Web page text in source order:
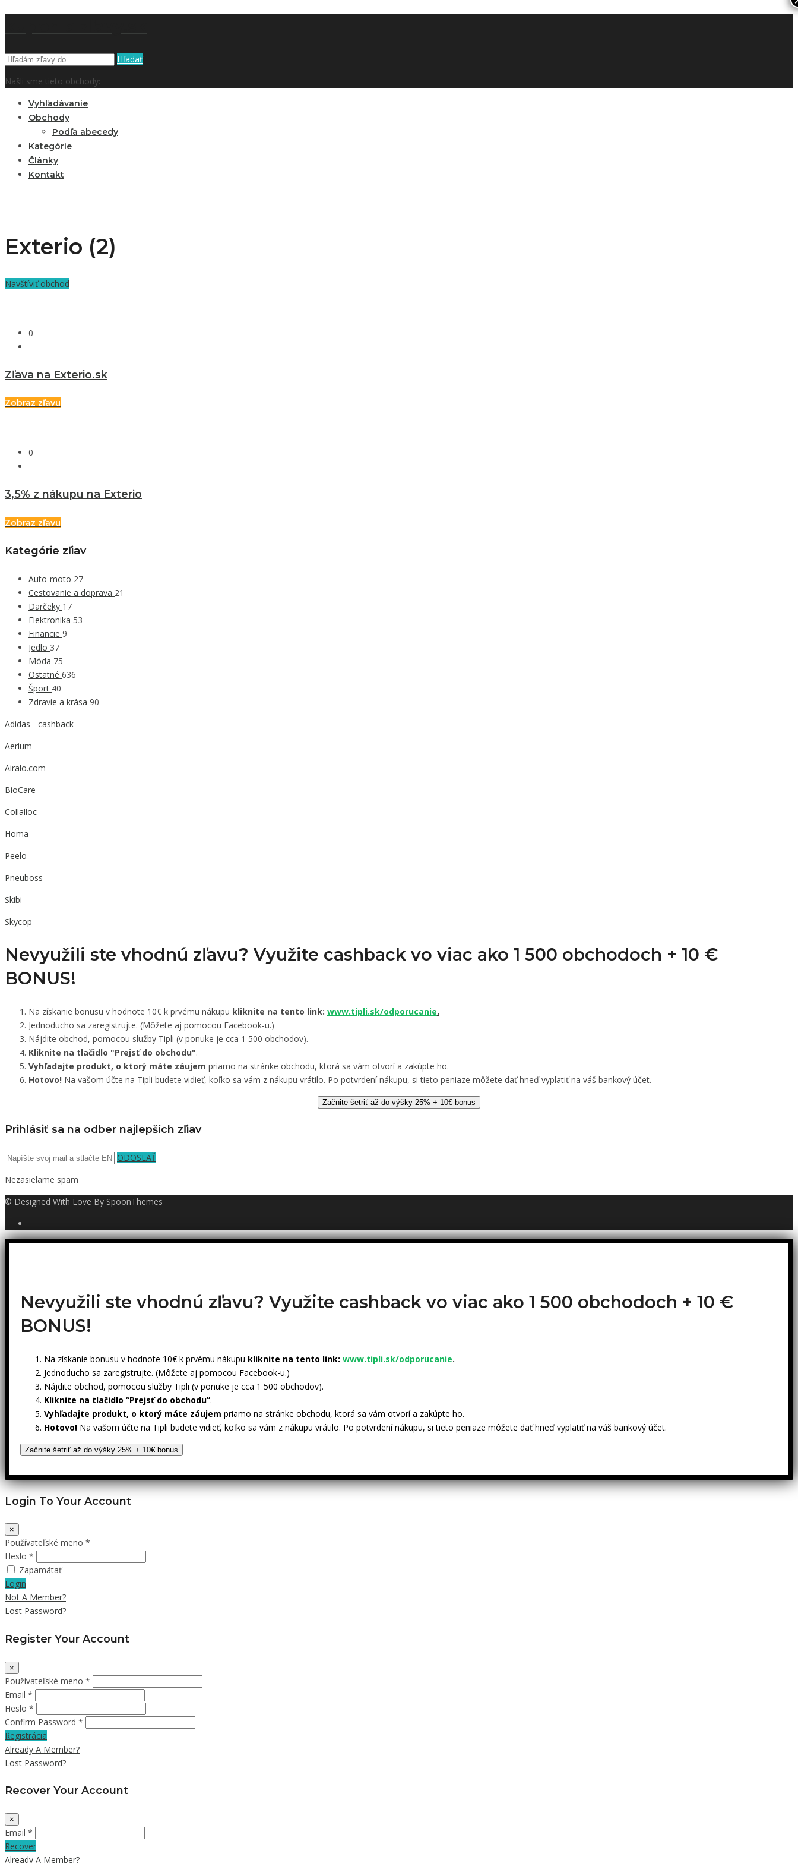
Hľadať
Našli sme tieto obchody:
Vyhľadávanie
Obchody
Podľa abecedy
Kategórie
Články
Kontakt
Exterio (2)
Navštíviť obchod
0
Zľava na Exterio.sk
Zobraz zľavu
0
3,5% z nákupu na Exterio
Zobraz zľavu
Kategórie zľiav
Auto-moto 27
Cestovanie a doprava 21
Darčeky 17
Elektronika 53
Financie 9
Jedlo 37
Móda 75
Ostatné 636
Šport 40
Zdravie a krása 90
Adidas - cashback
Aerium
Airalo.com
BioCare
Collalloc
Homa
Peelo
Pneuboss
Skibi
Skycop
Nevyužili ste vhodnú zľavu? Využite cashback vo viac ako 1 500 obchodoch + 10 €
BONUS!
Na získanie bonusu v hodnote 10€ k prvému nákupu kliknite na tento link: www.tipli.sk/odporucanie.
Jednoducho sa zaregistrujte. (Môžete aj pomocou Facebook-u.)
Nájdite obchod, pomocou služby Tipli (v ponuke je cca 1 500 obchodov).
Kliknite na tlačidlo "Prejsť do obchodu".
Vyhľadajte produkt, o ktorý máte záujem priamo na stránke obchodu, ktorá sa vám otvorí a zakúpte ho.
Hotovo! Na vašom účte na Tipli budete vidieť, koľko sa vám z nákupu vrátilo. Po potvrdení nákupu, si tieto peniaze môžete dať hneď vyplatiť na váš bankový účet.
Začnite šetriť až do výšky 25% + 10€ bonus
Prihlásiť sa na odber najlepších zľiav
ODOSLAŤ
Nezasielame spam
© Designed With Love By SpoonThemes
Nevyužili ste vhodnú zľavu? Využite cashback vo viac ako 1 500 obchodoch + 10 €
BONUS!
Na získanie bonusu v hodnote 10€ k prvému nákupu kliknite na tento link: www.tipli.sk/odporucanie.
Jednoducho sa zaregistrujte. (Môžete aj pomocou Facebook-u.)
Nájdite obchod, pomocou služby Tipli (v ponuke je cca 1 500 obchodov).
Kliknite na tlačidlo “Prejsť do obchodu”.
Vyhľadajte produkt, o ktorý máte záujem priamo na stránke obchodu, ktorá sa vám otvorí a zakúpte ho.
Hotovo! Na vašom účte na Tipli budete vidieť, koľko sa vám z nákupu vrátilo. Po potvrdení nákupu, si tieto peniaze môžete dať hneď vyplatiť na váš bankový účet.
Začnite šetriť až do výšky 25% + 10€ bonus
Login To Your Account
×
Používateľské meno *
Heslo *
Zapamätať
Login
Not A Member?
Lost Password?
Register Your Account
×
Používateľské meno *
Email *
Heslo *
Confirm Password *
Registrácia
Already A Member?
Lost Password?
Recover Your Account
×
Email *
Recover
Already A Member?